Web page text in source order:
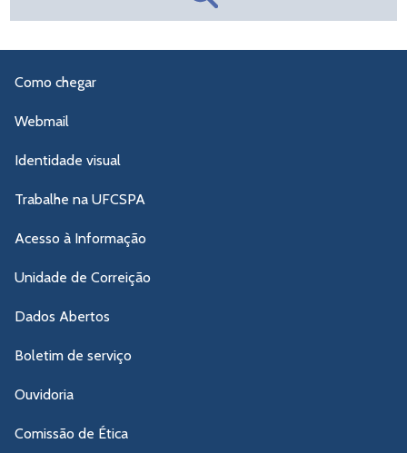
Como chegar
Webmail
Identidade visual
Trabalhe na UFCSPA
Acesso à Informação
Unidade de Correição
Dados Abertos
Boletim de serviço
Ouvidoria
Comissão de Ética